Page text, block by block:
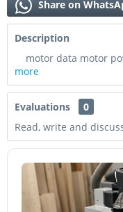
Share on
Description
motor data motor
more
Evaluations
0
Read, write and